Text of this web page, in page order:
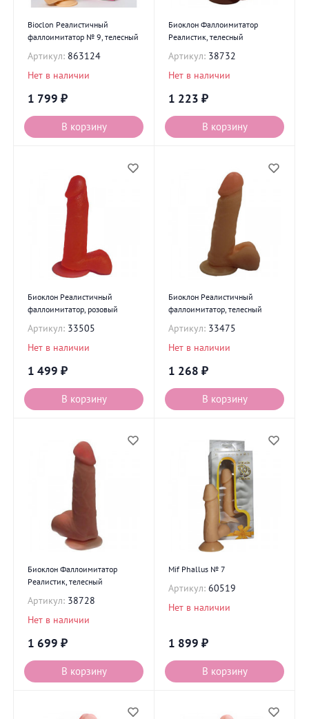
Bioclon Реалистичный
фаллоимитатор № 9, телесный
Артикул: 863124
Нет в наличии
1 799 ₽
В корзину
Биоклон Фаллоимитатор
Реалистик, телесный
Артикул: 38732
Нет в наличии
1 223 ₽
В корзину
Биоклон Реалистичный
фаллоимитатор, розовый
Артикул: 33505
Нет в наличии
1 499 ₽
В корзину
Биоклон Реалистичный
фаллоимитатор, телесный
Артикул: 33475
Нет в наличии
1 268 ₽
В корзину
Биоклон Фаллоимитатор
Реалистик, телесный
Артикул: 38728
Нет в наличии
1 699 ₽
В корзину
Mif Phallus № 7
Артикул: 60519
Нет в наличии
1 899 ₽
В корзину